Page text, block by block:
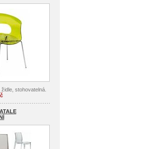
stohovatelná.